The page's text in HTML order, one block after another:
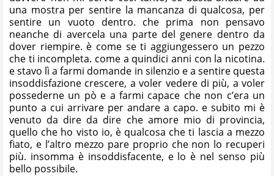
una mostra per sentire la mancanza di qualcosa, per
sentire un vuoto dentro. che prima non pensavo
neanche di avercela una parte del genere dentro da
dover riempire. è come se ti aggiungessero un pezzo
che ti incompleta. come a quindici anni con la nicotina.
e stavo lì a farmi domande in silenzio e a sentire questa
insoddisfazione crescere, a voler vedere di più, a voler
possederne un pò e a farmi capace che non c’era un
punto a cui arrivare per andare a capo. e subito mi è
venuto da dire da dire che amore mio di provincia,
quello che ho visto io, è qualcosa che ti lascia a mezzo
fiato, e l’altro mezzo pare proprio che non lo recuperi
più. insomma è insoddisfacente, e lo è nel senso più
bello possibile.